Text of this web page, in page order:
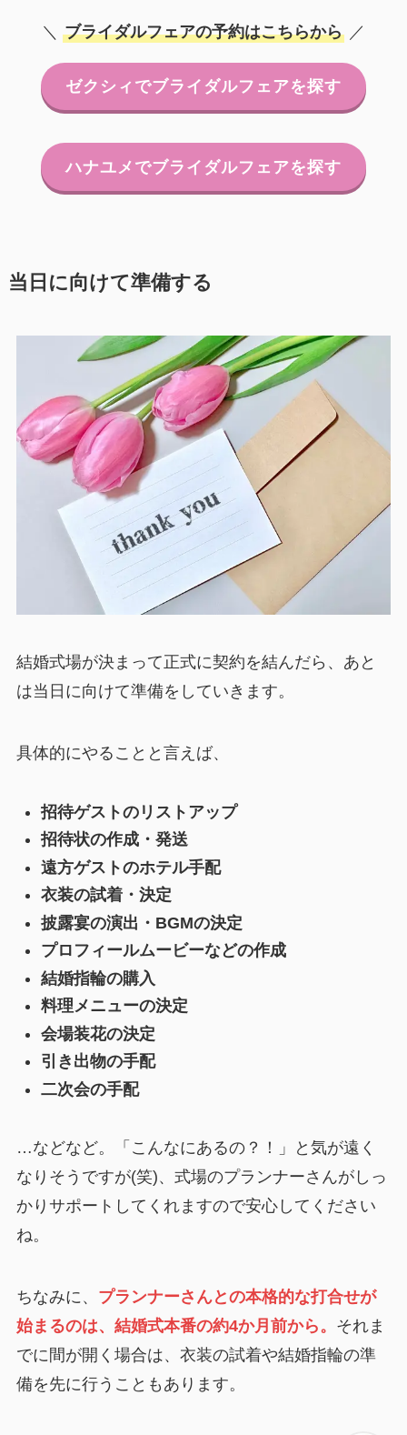
＼ ブライダルフェアの予約はこちらから ／
ゼクシィでブライダルフェアを探す
ハナユメでブライダルフェアを探す
当日に向けて準備する
結婚式場が決まって正式に契約を結んだら、あと
は当日に向けて準備をしていきます。
具体的にやることと言えば、
招待ゲストのリストアップ
招待状の作成・発送
遠方ゲストのホテル手配
衣装の試着・決定
披露宴の演出・BGMの決定
プロフィールムービーなどの作成
結婚指輪の購入
料理メニューの決定
会場装花の決定
引き出物の手配
二次会の手配
…などなど。「こんなにあるの？！」と気が遠く
なりそうですが(笑)、式場のプランナーさんがしっ
かりサポートしてくれますので安心してください
ね。
ちなみに、 プランナーさんとの本格的な打合せが
始まるのは、結婚式本番の約4か月前から。 それま
でに間が開く場合は、衣装の試着や結婚指輪の準
備を先に行うこともあります。